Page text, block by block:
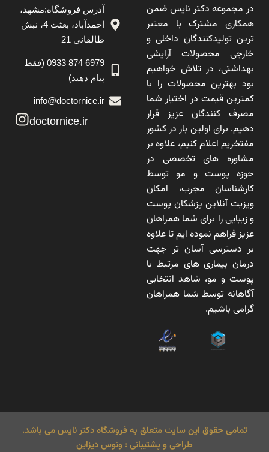
در مجموعه دکتر نایس ضمن
همکاری مشترک با معتبر
ترین تولیدکنندگان داخلی و
خارجی محصولات آرایشی
بهداشتی، در تلاش خواهیم
بود بهترین محصولات را با
کمترین قیمت در اختیار شما
مصرف کنندگان عزیز قرار
دهیم. برای اولین بار در کشور
مفتخریم اعلام کنیم، علاوه بر
مشاوره های تخصصی در
حوزه پوست و مو توسط
کارشناسان مجرب، امکان
ویزیت آنلاین پزشکان پوست
و زیبایی را برای شما همراهان
عزیز فراهم نموده ایم تا علاوه
بر دسترسی آسان تر جهت
درمان بیماری های مرتبط با
پوست و مو، شاهد انتخابی
آگاهانه توسط شما همراهان
گرامی باشیم.
آدرس فروشگاه:مشهد،
احمدآباد، بعثت 4، نبش
طالقانی 21
6979 874 0933 (فقط
پیام دهید)
info@doctornice.ir
doctornice.ir
تمامی حقوق این سایت متعلق به فروشگاه دکتر نایس می باشد.
طراحی و پشتیبانی : ونوس دیزاین